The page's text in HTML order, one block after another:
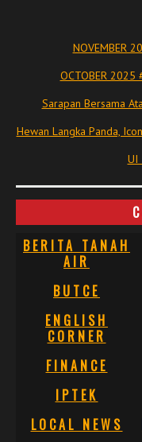
NOVEMBER
OCTOBER 2025
Sarapan Bersama
Hewan Langka Panda,
UI
BERITA TANAH
AIR
BUTCE
ENGLISH
CORNER
FINANCE
IPTEK
LOCAL NEWS